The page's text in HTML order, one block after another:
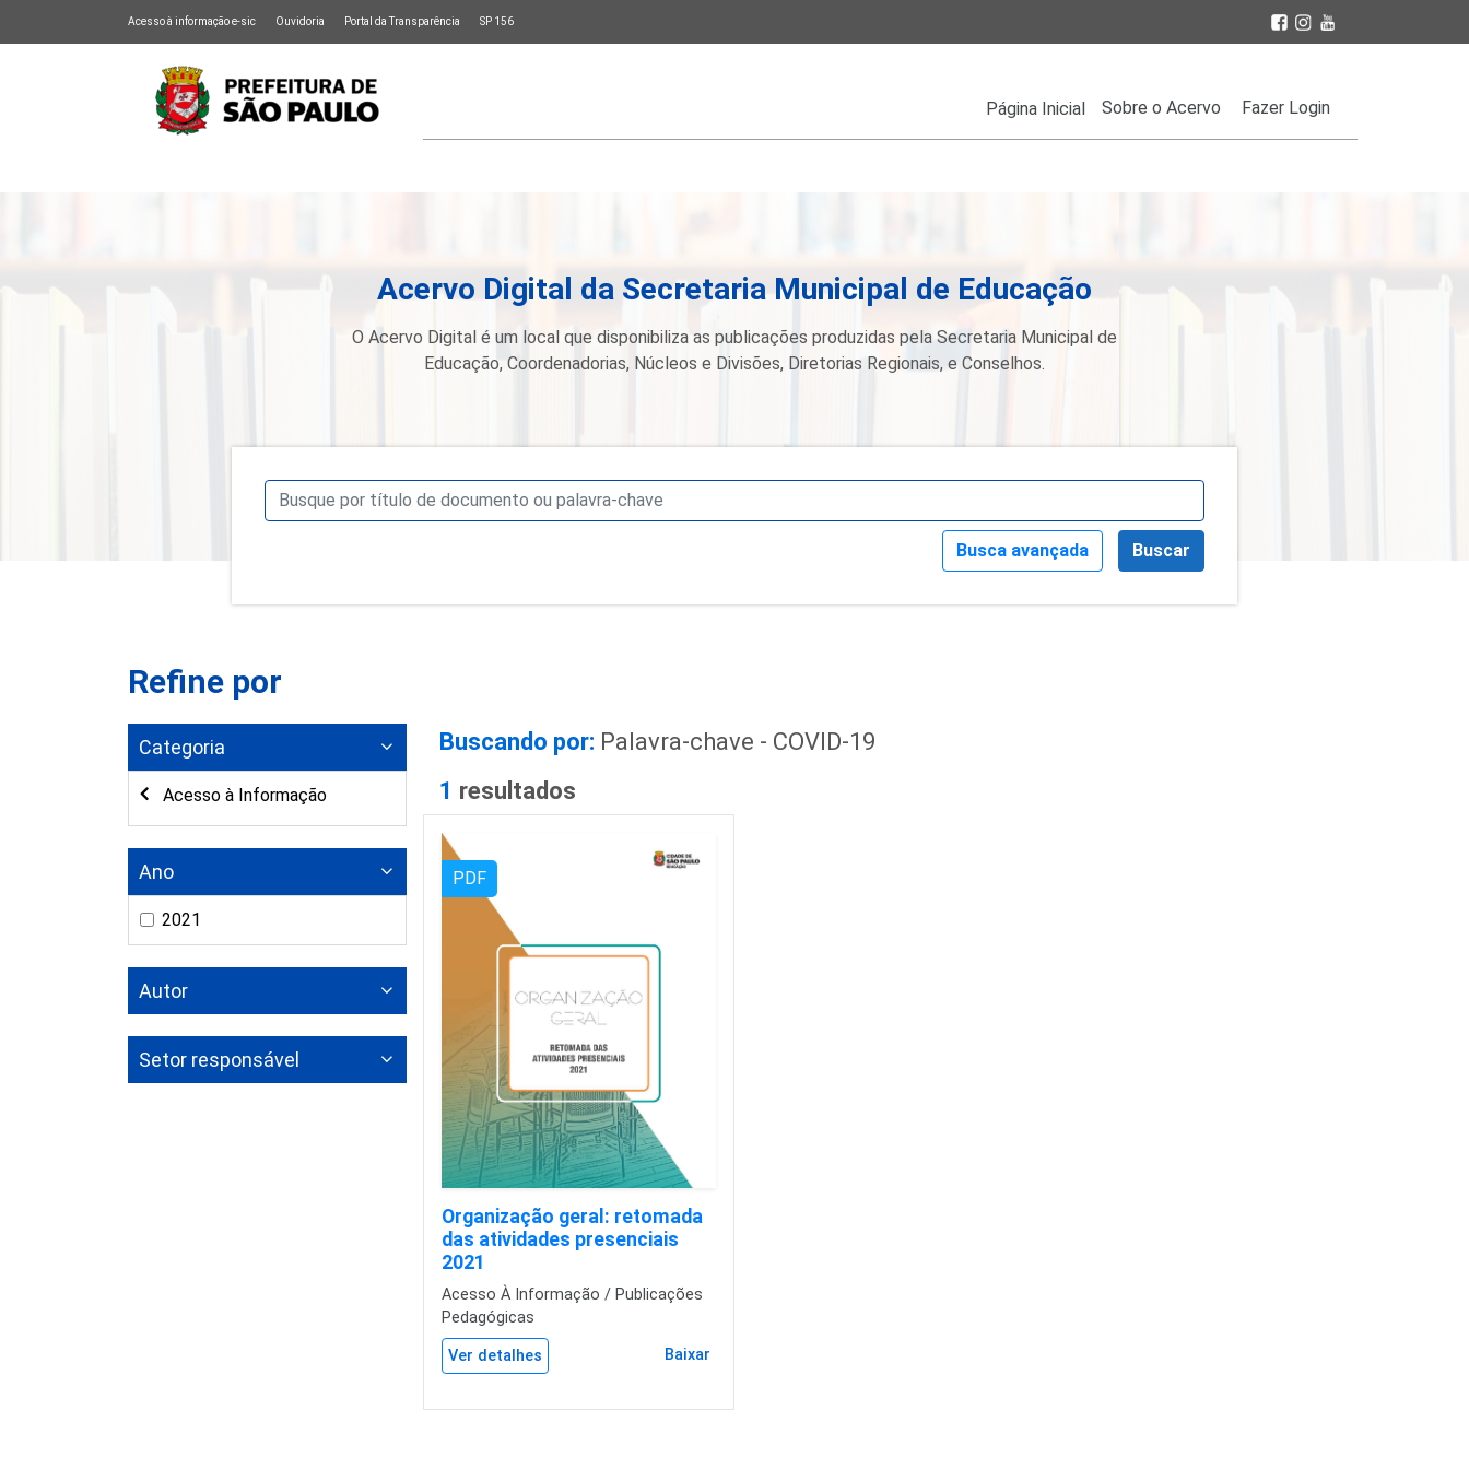
Acesso à informação e-sic Ouvidoria Portal da Transparência SP 156
Página Inicial Sobre o Acervo Fazer Login
Acervo Digital da Secretaria Municipal de Educação
O Acervo Digital é um local que disponibiliza as publicações produzidas pela Secretaria Municipal de
Educação, Coordenadorias, Núcleos e Divisões, Diretorias Regionais, e Conselhos.
Busca avançada Buscar
Refine por
Categoria
Acesso à Informação
Ano
2021
Autor
Setor responsável
Buscando por: Palavra-chave - COVID-19
1 resultados
PDF
Organização geral: retomada
das atividades presenciais
2021
Acesso À Informação / Publicações
Pedagógicas
Ver detalhes Baixar